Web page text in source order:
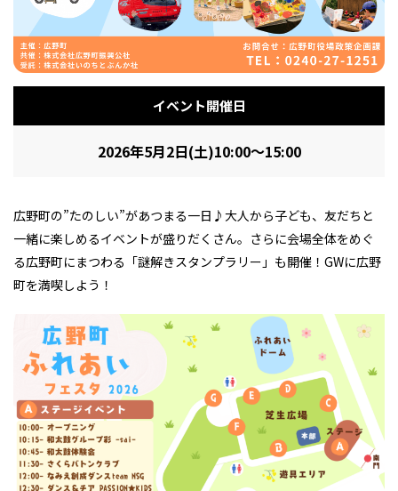
ランチ
その他
その他
その他
イベント開催日
2026年5月2日(土)10:00～15:00
広野町の”たのしい”があつまる一日♪大人から子ども、友だちと
一緒に楽しめるイベントが盛りだくさん。さらに会場全体をめぐ
る広野町にまつわる「謎解きスタンプラリー」も開催！GWに広野
町を満喫しよう！